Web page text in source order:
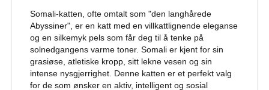
n
d
å
t
f
Somali-katten, ofte omtalt som "den langhårede
Abyssiner", er en katt med en villkattlignende eleganse
og en silkemyk pels som får deg til å tenke på
solnedgangens varme toner. Somali er kjent for sin
grasiøse, atletiske kropp, sitt lekne vesen og sin
intense nysgjerrighet. Denne katten er et perfekt valg
for de som ønsker en aktiv, intelligent og sosial